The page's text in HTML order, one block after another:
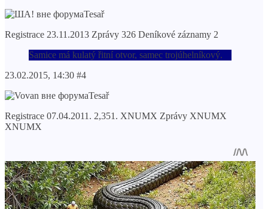
Tesař
Registrace 23.11.2013 Zprávy 326 Deníkové záznamy 2
Samice má kulatý řitní otvor, samec trojúhelníkový.
23.02.2015, 14:30 #4
Tesař
Registrace 07.04.2011. 2,351. XNUMX Zprávy XNUMX
XNUMX